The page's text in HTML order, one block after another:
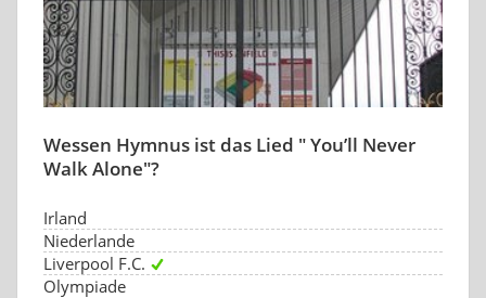
Wessen Hymnus ist das Lied " You’ll Never
Walk Alone"?
Irland
Niederlande
Liverpool F.C.
Olympiade